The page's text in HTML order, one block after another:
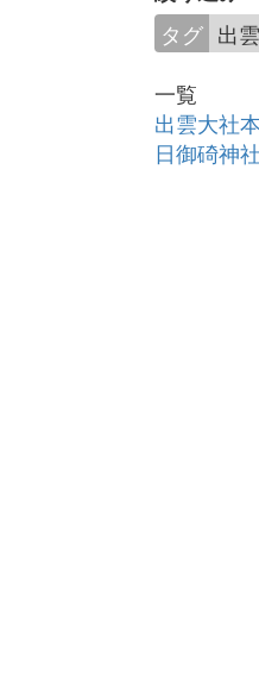
タグ 出
一覧
出雲大社
日御碕神